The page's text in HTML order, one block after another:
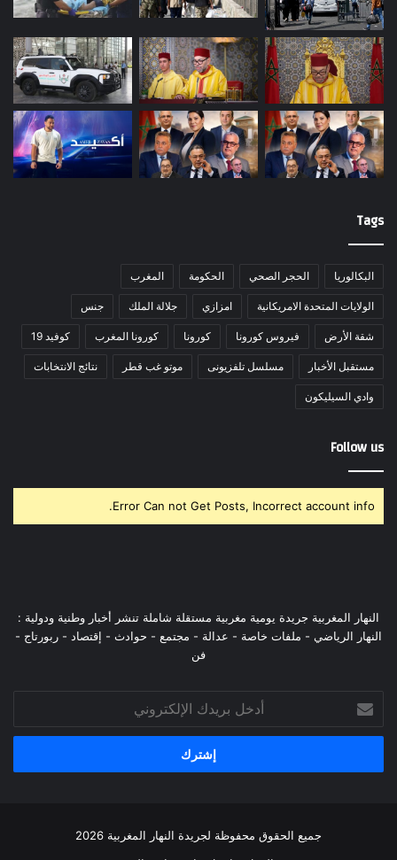
Tags
البكالوريا الحجر الصحي الحكومة المغرب
الولايات المتحدة الامريكانية امزازي جلالة الملك جنس
شقة الأرض فيروس كورونا كورونا كورونا المغرب كوفيد 19
مستقبل الأخبار مسلسل تلفزيونى موتو غب قطر نتائج الانتخابات
وادي السيليكون
Follow us
Error Can not Get Posts, Incorrect account info.
النهار المغربية جريدة يومية مغربية مستقلة شاملة تنشر أخبار وطنية ودولية :
النهار الرياضي - ملفات خاصة - عدالة - مجتمع - حوادث - إقتصاد - ربورتاج -
فن
بريدك
الإلكتروني
جميع الحقوق محفوظة لجريدة النهار المغربية 2026